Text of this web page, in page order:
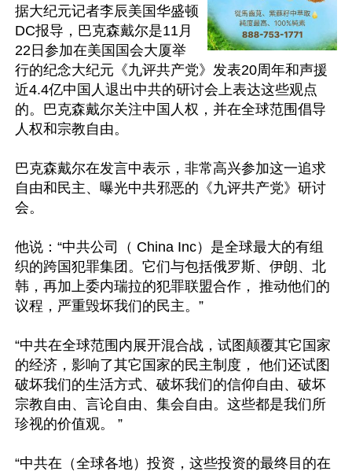
据大纪元记者李辰美国华盛顿
DC报导，巴克森戴尔是11月
22日参加在美国国会大厦举
行的纪念大纪元《九评共产党》发表20周年和声援
近4.4亿中国人退出中共的研讨会上表达这些观点
的。巴克森戴尔关注中国人权，并在全球范围倡导
人权和宗教自由。
巴克森戴尔在发言中表示，非常高兴参加这一追求
自由和民主、曝光中共邪恶的《九评共产党》研讨
会。
他说：“中共公司（ China Inc）是全球最大的有组
织的跨国犯罪集团。它们与包括俄罗斯、伊朗、北
韩，再加上委内瑞拉的犯罪联盟合作， 推动他们的
议程，严重毁坏我们的民主。”
“中共在全球范围内展开混合战，试图颠覆其它国家
的经济，影响了其它国家的民主制度， 他们还试图
破坏我们的生活方式、破坏我们的信仰自由、破坏
宗教自由、言论自由、集会自由。这些都是我们所
珍视的价值观。 ”
“中共在（全球各地）投资，这些投资的最终目的在